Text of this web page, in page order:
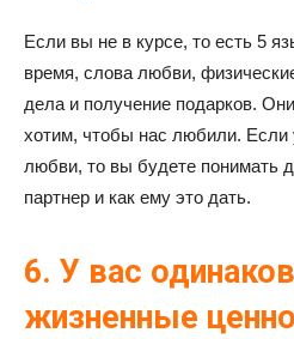
Если вы не в курсе, то есть 5
время, слова любви,
дела и получение подарков.
хотим, чтобы нас любили. Если
любви, то вы будете понимать
партнер и как ему это дать.
6. У вас
жизненные